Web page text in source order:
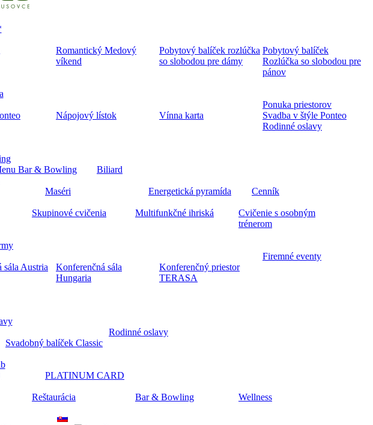
Romantický Medový
víkend
Pobytový balíček rozlúčka
so slobodou pre dámy
Pobytový balíček
Rozlúčka so slobodou pre
pánov
Nápojový lístok Vínna karta
Ponuka priestorov
Svadba v štýle Ponteo
Rodinné oslavy
Bar & Bowling
Biliard
Maséri Energetická pyramída
Cenník
Skupinové cvičenia Multifunkčné ihriská
Cvičenie s osobným
trénerom
sála Austria
Konferenčná sála
Hungaria
Konferenčný priestor
TERASA
Firemné eventy
Svadobný balíček Classic
Rodinné oslavy
PLATINUM CARD
Reštaurácia Bar & Bowling
Wellness